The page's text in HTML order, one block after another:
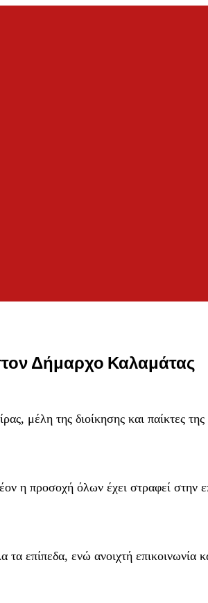
Δήμαρχο Καλαμάτας
μέλη της διοίκησης και παίκτες
η προσοχή όλων έχει στραφεί στην
επίπεδα, ενώ ανοιχτή επικοινωνία